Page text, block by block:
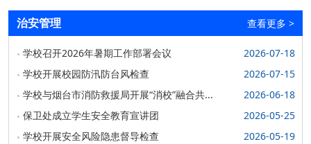
学校举办国家安全教育专题讲座
为深入贯彻落实习近平总书记关于总体国家安全观的重要论
述，切实增强我校师生国家安全意识，在第十个...
2025-04-14
3月8日，保卫处在荣祥楼报告厅举办2025年度“安全大讲
堂”首场安全知识讲座——反电诈专场讲座...
2025-03-11
治安管理 查看更多 >
学校召开2026年暑期工作部署会议
2026-07-18
学校开展校园防汛防台风检查
2026-07-15
学校与烟台市消防救援局开展“消校”融合共...
2026-06-18
保卫处成立学生安全教育宣讲团
2026-05-25
学校开展安全风险隐患督导检查
2026-05-19